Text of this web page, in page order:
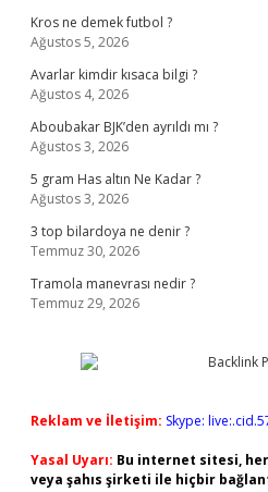
Kros ne demek futbol ?
Ağustos 5, 2026
Avarlar kimdir kısaca bilgi ?
Ağustos 4, 2026
Aboubakar BJK’den ayrıldı mı ?
Ağustos 3, 2026
5 gram Has altın Ne Kadar ?
Ağustos 3, 2026
3 top bilardoya ne denir ?
Temmuz 30, 2026
Tramola manevrası nedir ?
Temmuz 29, 2026
Reklam ve İletişim: Skype:
Yasal Uyarı: Bu internet sitesi,
veya şahıs şirketi ile hiçbir